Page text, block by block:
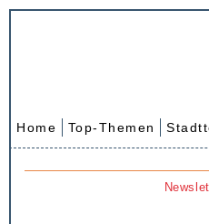
Home Top-Themen